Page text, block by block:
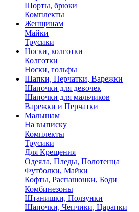
Шорты, брюки
Комплекты
Женщинам
Майки
Трусики
Носки, колготки
Колготки
Носки, гольфы
Шапки, Перчатки, Варежки
Шапочки для девочек
Шапочки для мальчиков
Варежки и Перчатки
Малышам
На выписку
Комплекты
Трусики
Для Крещения
Одеяла, Пледы, Полотенца
Футболки, Майки
Кофты, Распашонки, Боди
Комбинезоны
Штанишки, Ползунки
Шапочки, Чепчики, Царапки